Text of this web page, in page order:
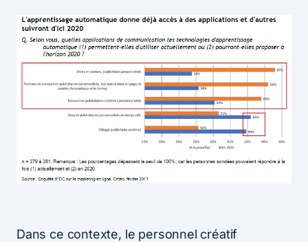
Dans ce contexte, le personnel créatif